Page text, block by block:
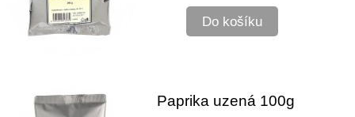
Do košíku
Paprika uzená 100g